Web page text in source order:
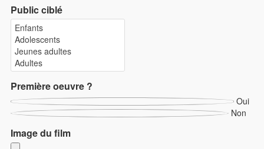
Public ciblé
Première oeuvre ?
Oui
Non
Image du film